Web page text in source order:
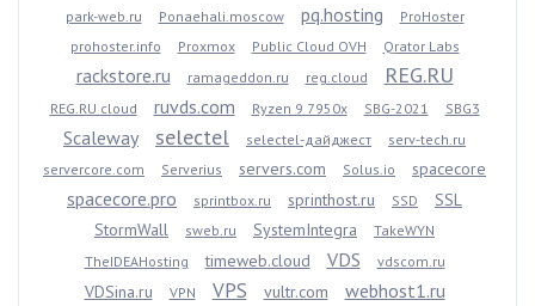
park-web.ru Ponaehali.moscow pq.hosting
ProHoster
prohoster.info
Proxmox Public Cloud OVH Qrator Labs
rackstore.ru ramageddon.ru reg.cloud REG.RU
REG.RU cloud ruvds.com Ryzen 9 7950x SBG-2021 SBG3
Scaleway selectel selectel-дайджест
serv-tech.ru
servercore.com
Serverius servers.com Solus.io spacecore
spacecore.pro sprintbox.ru sprinthost.ru SSD
SSL
StormWall
sweb.ru SystemIntegra
TakeWYN
TheIDEAHosting
timeweb.cloud VDS vdscom.ru
VDSina.ru VPN VPS vultr.com webhost1.ru